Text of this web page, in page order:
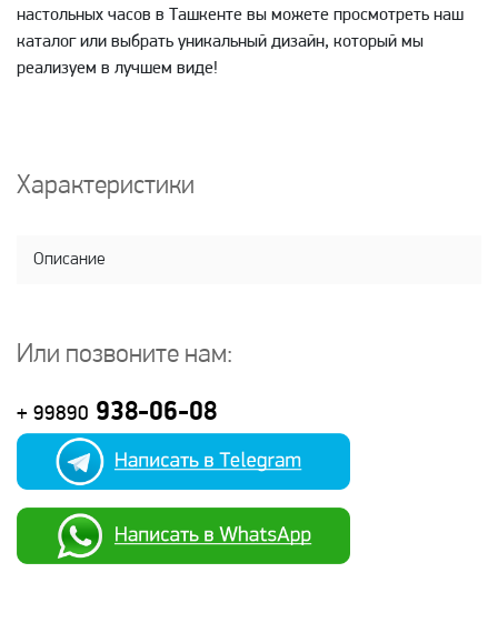
настольных часов в Ташкенте вы можете просмотреть наш
каталог или выбрать уникальный дизайн, который мы
реализуем в лучшем виде!
Характеристики
Описание
Или позвоните нам:
+ 99890 938-06-08